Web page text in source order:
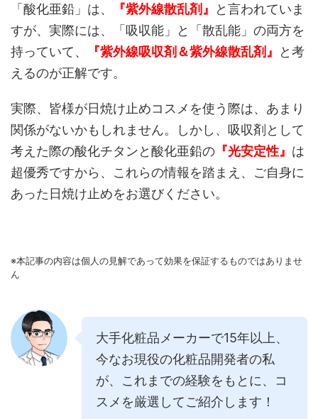
「酸化亜鉛」は、
『紫外線散乱剤』
と言われていま
すが、実際には、「吸収能」と「散乱能」の両方を
持っていて、
『紫外線吸収剤＆紫外線散乱剤』
と考
えるのが正解です。
実際、皆様が日焼け止めコスメを使う際は、あまり
関係がないかもしれません。しかし、吸収剤として
考えた際の酸化チタンと酸化亜鉛の 『光安定性』 は
超優秀ですから、これらの情報を踏まえ、ご自身に
あった日焼け止めをお選びください。
※本記事の内容は個人の見解であって効果を保証するものではありませ
ん
大手化粧品メーカーで15年以上、
今なお現役の化粧品開発者の私
が、これまでの経験をもとに、コ
スメを厳選してご紹介します！